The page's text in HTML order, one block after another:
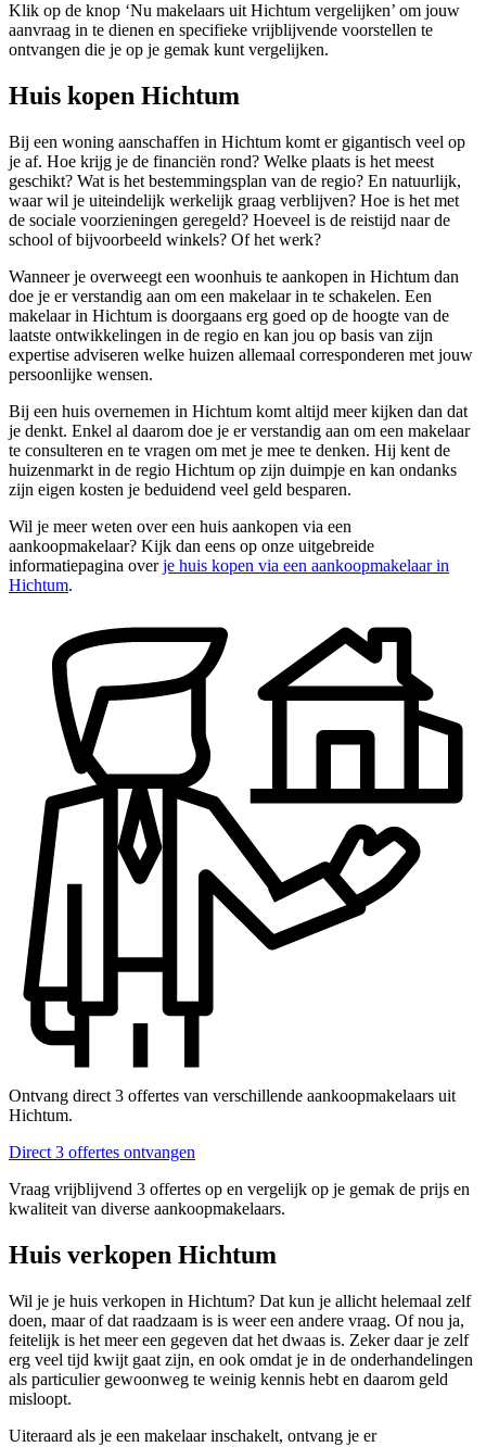
Klik op de knop ‘Nu makelaars uit Hichtum vergelijken’ om jouw
aanvraag in te dienen en specifieke vrijblijvende voorstellen te
ontvangen die je op je gemak kunt vergelijken.
Huis kopen Hichtum
Bij een woning aanschaffen in Hichtum komt er gigantisch veel op
je af. Hoe krijg je de financiën rond? Welke plaats is het meest
geschikt? Wat is het bestemmingsplan van de regio? En natuurlijk,
waar wil je uiteindelijk werkelijk graag verblijven? Hoe is het met
de sociale voorzieningen geregeld? Hoeveel is de reistijd naar de
school of bijvoorbeeld winkels? Of het werk?
Wanneer je overweegt een woonhuis te aankopen in Hichtum dan
doe je er verstandig aan om een makelaar in te schakelen. Een
makelaar in Hichtum is doorgaans erg goed op de hoogte van de
laatste ontwikkelingen in de regio en kan jou op basis van zijn
expertise adviseren welke huizen allemaal corresponderen met jouw
persoonlijke wensen.
Bij een huis overnemen in Hichtum komt altijd meer kijken dan dat
je denkt. Enkel al daarom doe je er verstandig aan om een makelaar
te consulteren en te vragen om met je mee te denken. Hij kent de
huizenmarkt in de regio Hichtum op zijn duimpje en kan ondanks
zijn eigen kosten je beduidend veel geld besparen.
Wil je meer weten over een huis aankopen via een
aankoopmakelaar? Kijk dan eens op onze uitgebreide
informatiepagina overje huis kopen via een aankoopmakelaar in
Hichtum.
Ontvang direct 3 offertes van verschillende aankoopmakelaars uit
Hichtum.
Direct 3 offertes ontvangen
Vraag vrijblijvend 3 offertes op en vergelijk op je gemak de prijs en
kwaliteit van diverse aankoopmakelaars.
Huis verkopen Hichtum
Wil je je huis verkopen in Hichtum? Dat kun je allicht helemaal zelf
doen, maar of dat raadzaam is is weer een andere vraag. Of nou ja,
feitelijk is het meer een gegeven dat het dwaas is. Zeker daar je zelf
erg veel tijd kwijt gaat zijn, en ook omdat je in de onderhandelingen
als particulier gewoonweg te weinig kennis hebt en daarom geld
misloopt.
Uiteraard als je een makelaar inschakelt, ontvang je er